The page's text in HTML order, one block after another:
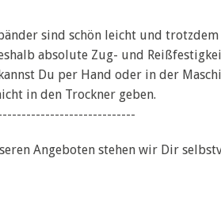
sind schön leicht und
absolute Zug- und
Du per Hand oder in der
in den Trockner geben.
Angeboten stehen wir Dir